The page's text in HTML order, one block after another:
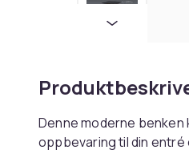
Denne moderne
oppbevaring til din